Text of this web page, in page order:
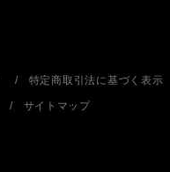
特定商取引法に基づく表示
サイトマップ